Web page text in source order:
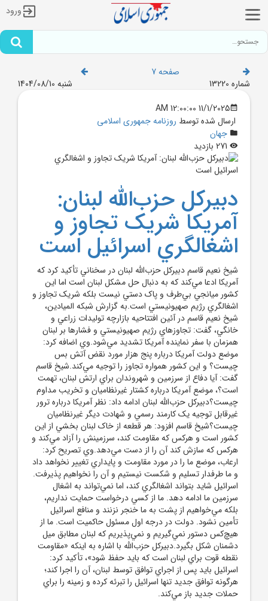
ورود
صفحه 7
شماره 13220
شنبه 1404/08/10
11/1/2025 12:00:00 AM
ارسال شده توسط روزنامه جمهوری اسلامی
جهان
دبيرکل حزب‌الله لبنان:
آمريکا شريک تجاوز و
اشغالگري اسرائيل است
شيخ نعيم قاسم دبيرکل حزب‌الله لبنان در سخناني تأکيد کرد که
آمريکا ادعا مي‌کند که به دنبال حل مشکل لبنان است اما اين
کشور ميانجي بي‌طرف و پاک دستي نيست بلکه شريک تجاوز و
اشغالگري رژيم صهيونيستي است.به گزارش شبکه الميادين،
شيخ نعيم قاسم در آئين افتتاحيه بازارچه توليدات زراعي و
خانگي، گفت: تجاوزهاي رژيم صهيونيستي و فشارها بر لبنان
همزمان با سفر نماينده آمريکا تشديد مي‌شود.وي اضافه کرد:
موضع دولت آمريکا درباره پنج هزار مورد نقض آتش بس
چيست؟ و اين کشور همواره تجاوز را توجيه مي‌کند.شيخ قاسم
گفت: آيا دفاع از سرزمين و شهروندان براي ارتش لبنان، تهمت
است؟، موضع آمريکا درباره کشتار غيرنظاميان و تخريب مداوم
چيست؟دبيرکل حزب‌الله لبنان ادامه داد: نظر آمريکا درباره ترور
غيرقابل توجيه يک کارمند رسمي و شهادت ديگر غيرنظاميان
چيست؟شيخ قاسم افزود: هر قطعه از خاک لبنان بخشي از اين
کشور است و هرکس که مقاومت کند، سرزمينش را آزاد مي‌کند و
هرکس که سازش کند آن را از دست مي‌دهد.وي تصريح کرد:
ارعاب، موضع ما را در مورد مقاومت و پايداري تغيير نخواهد داد
و ما طرفدار تسليم و شکست نيستيم و آن را نخواهيم پذيرفت.
اسرائيل شايد بتواند اشغالگري کند، اما نمي‌تواند به اشغال
سرزمين ما ادامه دهد. ما از کسي درخواست حمايت نداريم،
بلکه مي‌خواهيم از پشت به ما خنجر نزنند و منافع اسرائيل
تأمين نشود. دولت در درجه اول مسئول حاکميت است. ما از
هيچ‌کس دستور نمي‌گيريم و نمي‌پذيريم که لبنان مطابق ميل
دشمنان شکل بگيرد.دبيرکل حزب‌الله با اشاره به اينکه «مقاومت
نقطه قوت براي لبنان است که بايد حفظ شود»، تأکيد کرد:
اسرائيل بايد پس از اجراي توافق توسط لبنان، آن را اجرا کند؛
هرگونه توافق جديد تنها اسرائيل را تبرئه کرده و زمينه را براي
حملات جديد باز مي‌کند.